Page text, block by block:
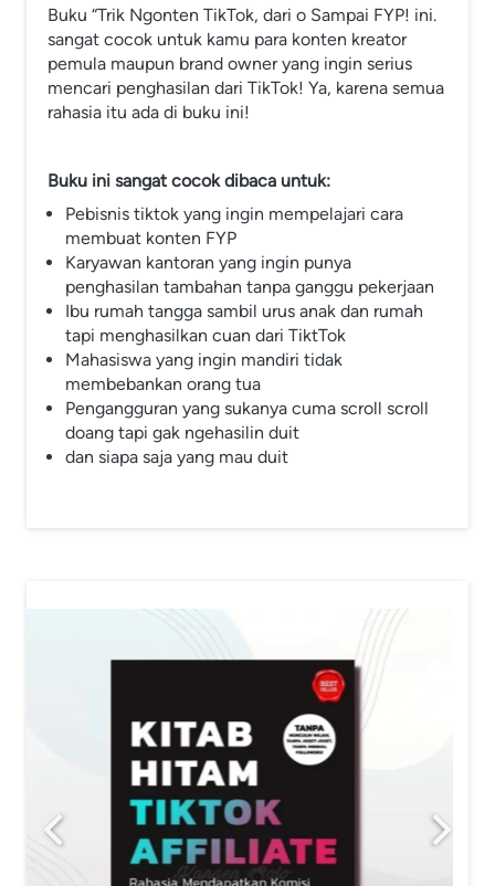
Buku “Trik Ngonten TikTok, dari o Sampai FYP! ini.
sangat cocok untuk kamu para konten kreator
pemula maupun brand owner yang ingin serius
mencari penghasilan dari TikTok! Ya, karena semua
rahasia itu ada di buku ini!
Buku ini sangat cocok dibaca untuk:
Pebisnis tiktok yang ingin mempelajari cara
membuat konten FYP
Karyawan kantoran yang ingin punya
penghasilan tambahan tanpa ganggu pekerjaan
Ibu rumah tangga sambil urus anak dan rumah
tapi menghasilkan cuan dari TiktTok
Mahasiswa yang ingin mandiri tidak
membebankan orang tua
Pengangguran yang sukanya cuma scroll scroll
doang tapi gak ngehasilin duit
dan siapa saja yang mau duit